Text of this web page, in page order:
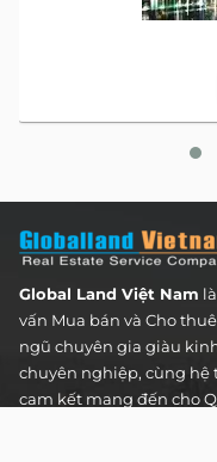
Global Land Việt Nam
vấn Mua bán và Cho
ngũ chuyên gia giàu
chuyên nghiệp, cùng hệ
cam kết mang đến cho